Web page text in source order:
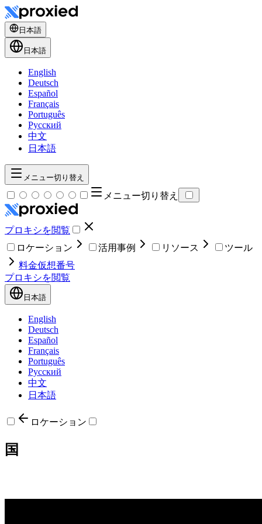
日本語
日本語
English
Deutsch
Español
Français
Português
Русский
中文
日本語
メニュー切り替え
メニュー切り替え
プロキシを閲覧
ロケーション
活用事例 リソース
ツール
料金仮想番号
プロキシを閲覧
日本語
English
Deutsch
Español
Français
Português
Русский
中文
日本語
ロケーション
国